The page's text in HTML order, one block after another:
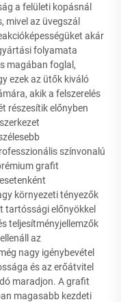
a felületi kopásnál
mivel az üvegszál
akár
folyamata
magában foglal,
ezek az ütők kiváló
akik a felszerelés
részesítik előnyben
színvonalú
grafit
környezeti tényezők
tartóssági előnyökkel
teljesítményjellemzők
az
nagy igénybevétel
és az erőátvitel
maradjon. A grafit
magasabb kezdeti